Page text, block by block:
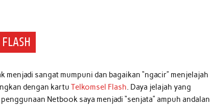
menjadi sangat mumpuni dan bagaikan “ngacir” menjelajah
dengan kartuTelkomsel Flash. Daya jelajah yang
Netbook saya menjadi “senjata” ampuh andalan